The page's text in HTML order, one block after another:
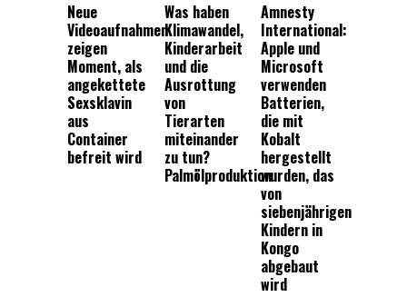
Neue
Videoaufnahmen
zeigen
Moment, als
angekettete
Sexsklavin
aus
Container
befreit wird
Was haben
Klimawandel,
Kinderarbeit
und die
Ausrottung
von
Tierarten
miteinander
zu tun?
Palmölproduktion
Amnesty
International:
Apple und
Microsoft
verwenden
Batterien,
die mit
Kobalt
hergestellt
wurden, das
von
siebenjährigen
Kindern in
Kongo
abgebaut
wird